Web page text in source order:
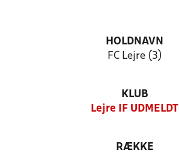
HOLDNAVN
FC Lejre (3)
KLUB
Lejre IF UDMELDT
RÆKKE